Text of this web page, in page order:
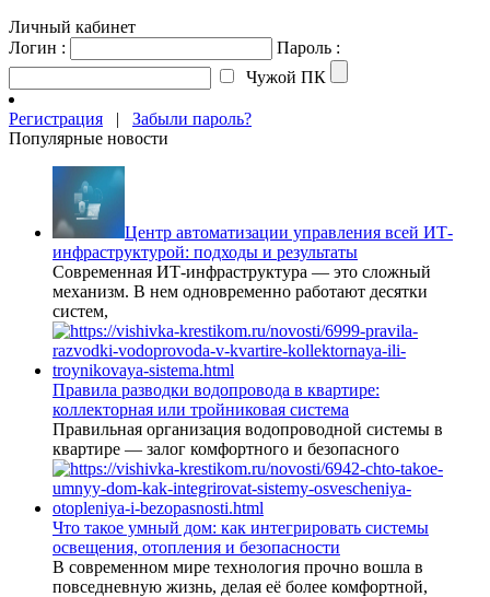
Личный кабинет
Логин :
Пароль :
Чужой ПК
Регистрация | Забыли пароль?
Популярные новости
Центр автоматизации управления всей ИТ-
инфраструктурой: подходы и результаты
Современная ИТ-инфраструктура — это сложный
механизм. В нем одновременно работают десятки
систем,
Правила разводки водопровода в квартире:
коллекторная или тройниковая система
Правильная организация водопроводной системы в
квартире — залог комфортного и безопасного
Что такое умный дом: как интегрировать системы
освещения, отопления и безопасности
В современном мире технология прочно вошла в
повседневную жизнь, делая её более комфортной,